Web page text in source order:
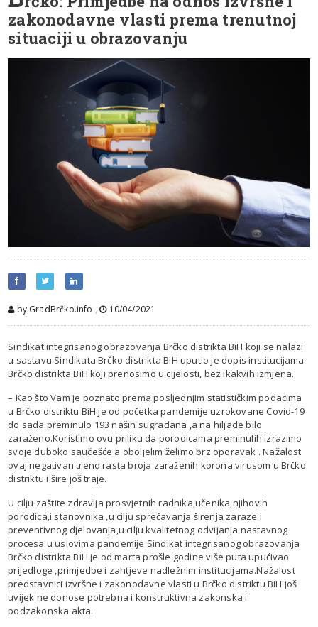
zakonodavne vlasti prema trenutnoj
situaciji u obrazovanju
by GradBrčko.info , 10/04/2021
Sindikat integrisanog obrazovanja Brčko distrikta BiH koji se nalazi
u sastavu Sindikata Brčko distrikta BiH uputio je dopis institucijama
Brčko distrikta BiH koji prenosimo u cijelosti, bez ikakvih izmjena.
– Kao što Vam je poznato prema posljednjim statističkim podacima
u Brčko distriktu BiH je od početka pandemije uzrokovane Covid-19
do sada preminulo 193 naših sugrađana ,a na hiljade bilo
zaraženo.Koristimo ovu priliku da porodicama preminulih izrazimo
svoje duboko saučešće a oboljelim želimo brz oporavak . Nažalost
ovaj negativan trend rasta broja zaraženih korona virusom u Brčko
distriktu i šire još traje.
U cilju zaštite zdravlja prosvjetnih radnika,učenika,njihovih
porodica,i stanovnika ,u cilju sprečavanja širenja zaraze i
preventivnog djelovanja,u cilju kvalitetnog odvijanja nastavnog
procesa u uslovima pandemije Sindikat integrisanog obrazovanja
Brčko distrikta BiH je od marta prošle godine više puta upućivao
prijedloge ,primjedbe i zahtjeve nadležnim institucijama.Nažalost
predstavnici izvršne i zakonodavne vlasti u Brčko distriktu BiH još
uvijek ne donose potrebna i konstruktivna zakonska i
podzakonska akta.